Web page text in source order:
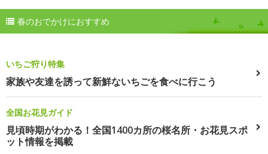
春のおでかけにおすすめ
いちご狩り特集
家族や友達を誘って新鮮ないちごを食べに行こう
全国お花見ガイド
見頃時期がわかる！全国1400カ所の桜名所・お花見スポ
ット情報を掲載